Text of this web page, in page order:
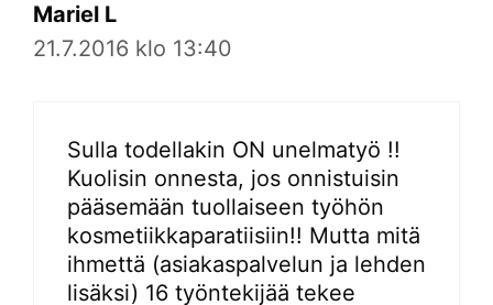
Mariel L
21.7.2016 klo 13:40
Sulla todellakin ON unelmatyö !!
Kuolisin onnesta, jos onnistuisin
pääsemään tuollaiseen työhön
kosmetiikkaparatiisiin!! Mutta mitä
ihmettä (asiakaspalvelun ja lehden
lisäksi) 16 työntekijää tekee